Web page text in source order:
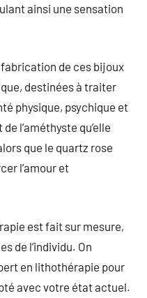
ainsi une sensation
de ces bijoux
destinées à traiter
physique, psychique et
l’améthyste qu’elle
que le quartz rose
l’amour et
est fait sur mesure,
de l’individu. On
en lithothérapie pour
avec votre état actuel.